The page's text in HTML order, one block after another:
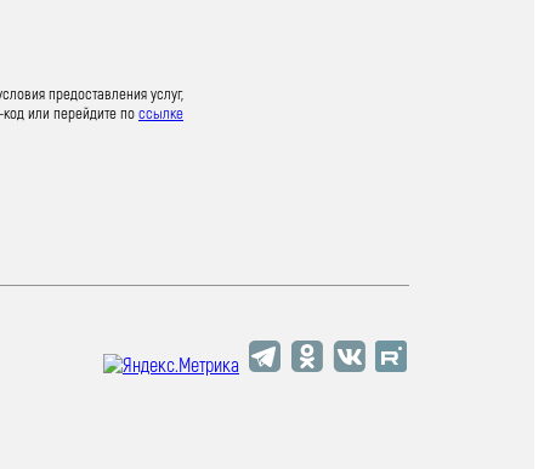
предоставления услуг,
код или перейдите поссылке